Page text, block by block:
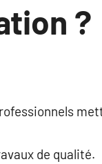
?
de qualité.